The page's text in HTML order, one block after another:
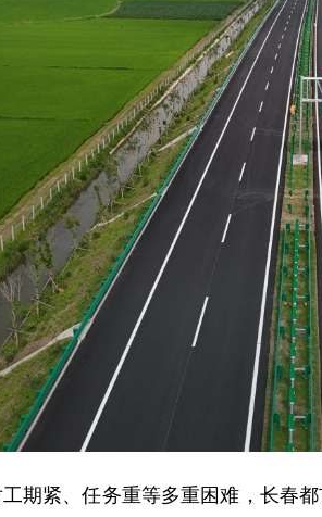
紧、任务重等多重困难，长春